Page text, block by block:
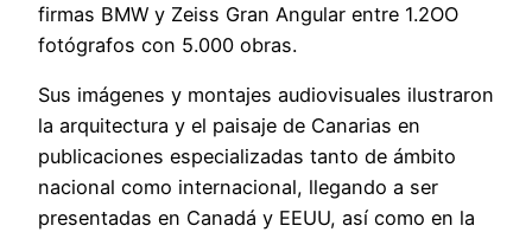
firmas BMW y Zeiss Gran Angular entre 1.2OO
fotógrafos con 5.000 obras.
Sus imágenes y montajes audiovisuales ilustraron
la arquitectura y el paisaje de Canarias en
publicaciones especializadas tanto de ámbito
nacional como internacional, llegando a ser
presentadas en Canadá y EEUU, así como en la